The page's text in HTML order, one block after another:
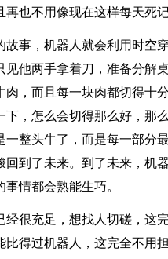
也不用像现在这样每天死记
故事，机器人就会利用时空
他两手拿着刀，准备分解
，而且每一块肉都切得十
，怎么会切得那么好，那
整头牛了，而是每一部分
到了未来。到了未来，机
情都会熟能生巧。
很充足，想找人切磋，这
得过机器人，这完全不用